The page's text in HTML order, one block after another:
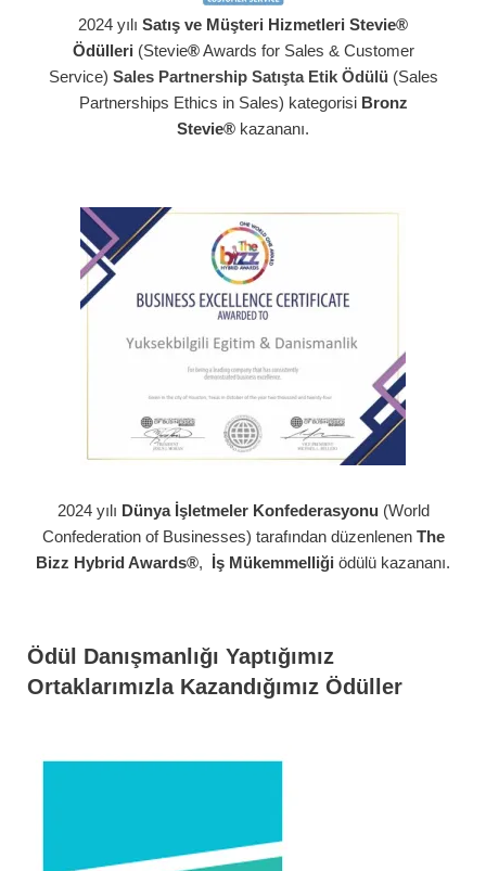
2024 yılı Satış ve Müşteri Hizmetleri Stevie®
Ödülleri (Stevie®Awards for Sales & Customer
Service) Sales Partnership Satışta Etik Ödülü (Sales
Partnerships Ethics in Sales) kategorisi Bronz
Stevie® kazananı.
2024 yılı Dünya İşletmeler Konfederasyonu (World
Confederation of Businesses) tarafından düzenlenen The
Bizz Hybrid Awards®, İş Mükemmelliği ödülü kazananı.
Ödül Danışmanlığı Yaptığımız
Ortaklarımızla Kazandığımız Ödüller